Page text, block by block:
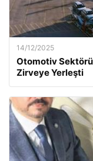
14/12/2025
Otomotiv
Zirveye Yerleşti